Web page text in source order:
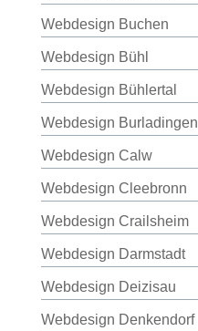
Webdesign Buchen
Webdesign Bühl
Webdesign Bühlertal
Webdesign Burladingen
Webdesign Calw
Webdesign Cleebronn
Webdesign Crailsheim
Webdesign Darmstadt
Webdesign Deizisau
Webdesign Denkendorf